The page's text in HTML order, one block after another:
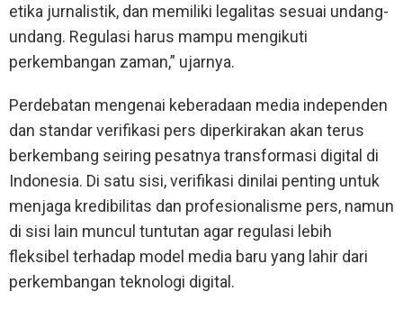
etika jurnalistik, dan memiliki legalitas sesuai undang-
undang. Regulasi harus mampu mengikuti
perkembangan zaman,” ujarnya.
Perdebatan mengenai keberadaan media independen
dan standar verifikasi pers diperkirakan akan terus
berkembang seiring pesatnya transformasi digital di
Indonesia. Di satu sisi, verifikasi dinilai penting untuk
menjaga kredibilitas dan profesionalisme pers, namun
di sisi lain muncul tuntutan agar regulasi lebih
fleksibel terhadap model media baru yang lahir dari
perkembangan teknologi digital.